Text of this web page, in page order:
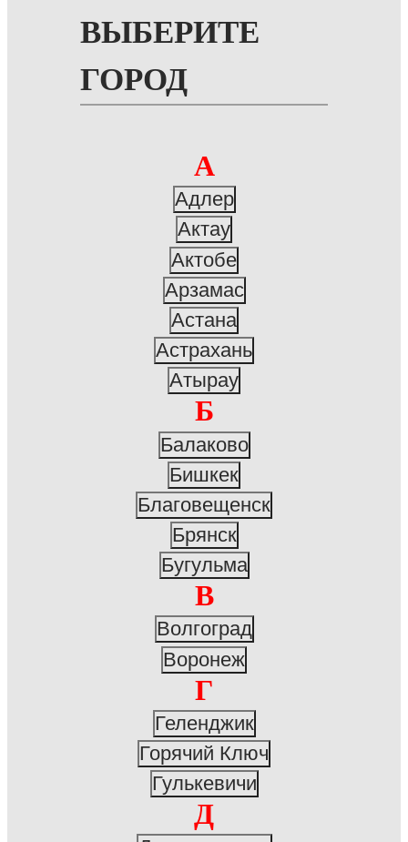
ВЫБЕРИТЕ
ГОРОД
А
Адлер
Актау
Актобе
Арзамас
Астана
Астрахань
Атырау
Б
Балаково
Бишкек
Благовещенск
Брянск
Бугульма
В
Волгоград
Воронеж
Г
Геленджик
Горячий Ключ
Гулькевичи
Д